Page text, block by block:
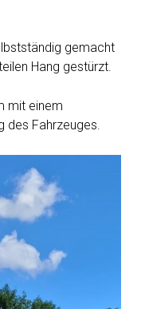
gemacht
Hang gestürzt.
mit einem
des Fahrzeuges.